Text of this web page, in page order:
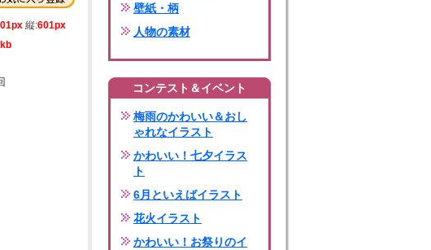
縦:601px
壁紙・柄
人物の素材
コンテスト＆イベント
梅雨のかわいい＆おし
ゃれなイラスト
かわいい！七夕イラス
ト
6月といえばイラスト
花火イラスト
かわいい！お祭りのイ